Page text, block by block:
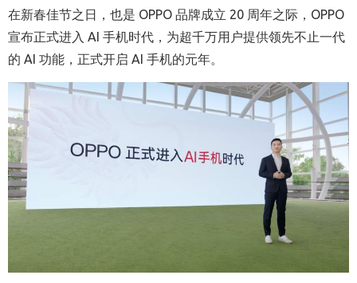
在新春佳节之日，也是 OPPO 品牌成立 20 周年之际，OPPO
宣布正式进入 AI 手机时代，为超千万用户提供领先不止一代
的 AI 功能，正式开启 AI 手机的元年。